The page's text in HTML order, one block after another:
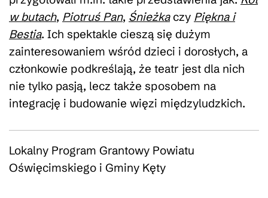
w butach, Piotruś Pan, Śnieżkaczy Piękna i
Bestia. Ich spektakle cieszą się dużym
zainteresowaniem wśród dzieci i dorosłych, a
członkowie podkreślają, że teatr jest dla nich
nie tylko pasją, lecz także sposobem na
integrację i budowanie więzi międzyludzkich.
Lokalny Program Grantowy Powiatu
Oświęcimskiego i Gminy Kęty